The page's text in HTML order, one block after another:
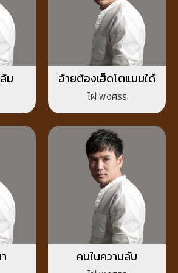
ม อ้ายต้องเฮ็ดโตแบบใด๋
ไผ่ พงศธร
คนในความลับ